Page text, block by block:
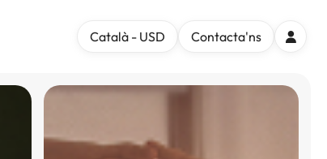
Català - USD Contacta'ns